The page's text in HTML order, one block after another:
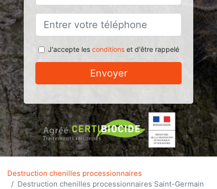
J'accepte les conditionset d'être rappelé
Envoyer
Destruction chenilles processionnaires
Destruction chenilles processionnaires Saint-Germain